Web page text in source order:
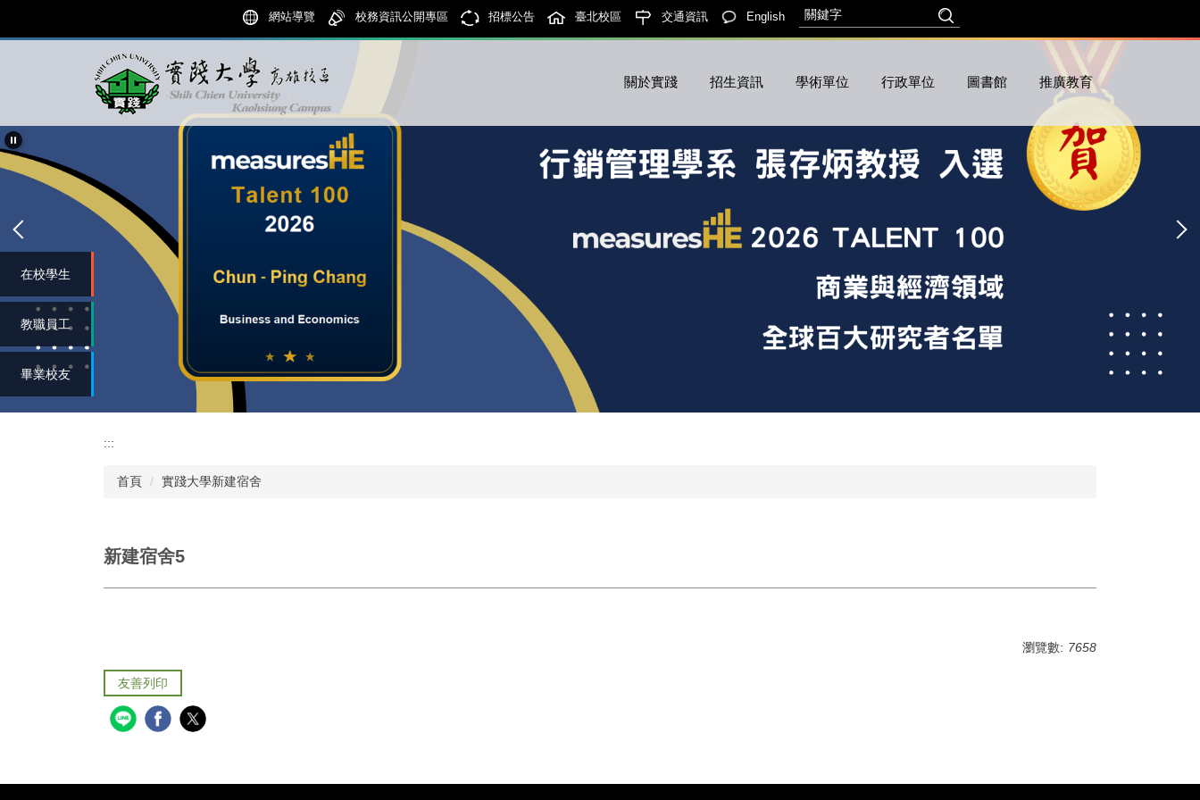
區
網站導覽 校務資訊公開專區 招標公告 臺北校區 交通資訊 English
關於實踐 招生資訊 學術單位 行政單位 圖書館 推廣教育
在校學生
教職員工
畢業校友
:::
首頁 實踐大學新建宿舍
新建宿舍5
瀏覽數: 7658
友善列印